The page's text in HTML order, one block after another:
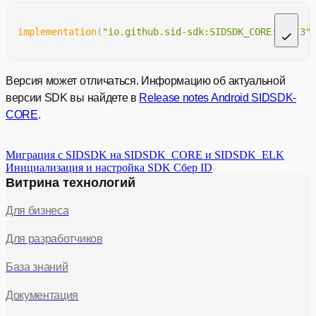
implementation( "io.github.sid-sdk:SIDSDK_CORE:1.1.3"
Версия может отличаться. Информацию об актуальной
версии SDK вы найдете в Release notes Android SIDSDK-
CORE.
Миграция с SIDSDK на SIDSDK_CORE и SIDSDK_ELK
Инициализация и настройка SDK Сбер ID
Витрина технологий
Для бизнеса
Для разработчиков
База знаний
Документация